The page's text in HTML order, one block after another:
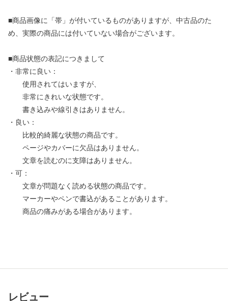
■商品画像に「帯」が付いているものがありますが、中古品のた
め、実際の商品には付いていない場合がございます。
■商品状態の表記につきまして
・非常に良い：
使用されてはいますが、
非常にきれいな状態です。
書き込みや線引きはありません。
・良い：
比較的綺麗な状態の商品です。
ページやカバーに欠品はありません。
文章を読むのに支障はありません。
・可：
文章が問題なく読める状態の商品です。
マーカーやペンで書込があることがあります。
商品の痛みがある場合があります。
レビュー